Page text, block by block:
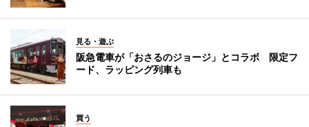
見る・遊ぶ
阪急電車が「おさるのジョージ」とコラボ 限定フ
ード、ラッピング列車も
買う